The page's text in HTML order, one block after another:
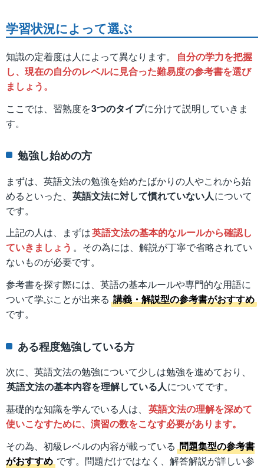
学習状況によって選ぶ
知識の定着度は人によって異なります。
自分の学力を把握
し、現在の自分のレベルに見合った難易度の参考書を選び
ましょう。
ここでは、習熟度を3つのタイプに分けて説明していきま
す。
勉強し始めの方
まずは、英語文法の勉強を始めたばかりの人やこれから始
めるといった、 英語文法に対して慣れていない人について
です。
上記の人は、まずは英語文法の基本的なルールから確認し
ていきましょう 。その為には、解説が丁寧で省略されてい
ないものが必要です。
参考書を探す際には、英語の基本ルールや専門的な用語に
ついて学ぶことが出来る 講義・解説型の参考書がおすすめ
です。
ある程度勉強している方
次に、英語文法の勉強について少しは勉強を進めており、
英語文法の基本内容を理解している人についてです。
基礎的な知識を学んでいる人は、 英語文法の理解を深めて
使いこなすために、演習の数をこなす必要があります。
その為、初級レベルの内容が載っている 問題集型の参考書
がおすすめ です。問題だけではなく、解答解説が詳しい参